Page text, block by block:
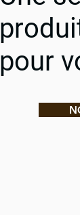
pour